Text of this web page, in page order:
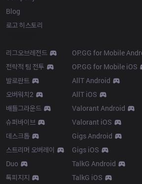
Blog
로고 히스토리
리그오브레전드
전략적 팀 전투
발로란트
오버워치2
배틀그라운드
슈퍼바이브
데스크톱
스트리머 오버레이
Duo
톡피지지
OP.GG for Mobile
OP.GG for Mobile iOS
AllT Android
AllT iOS
Valorant Android
Valorant iOS
Gigs Android
Gigs iOS
TalkG Android
TalkG iOS